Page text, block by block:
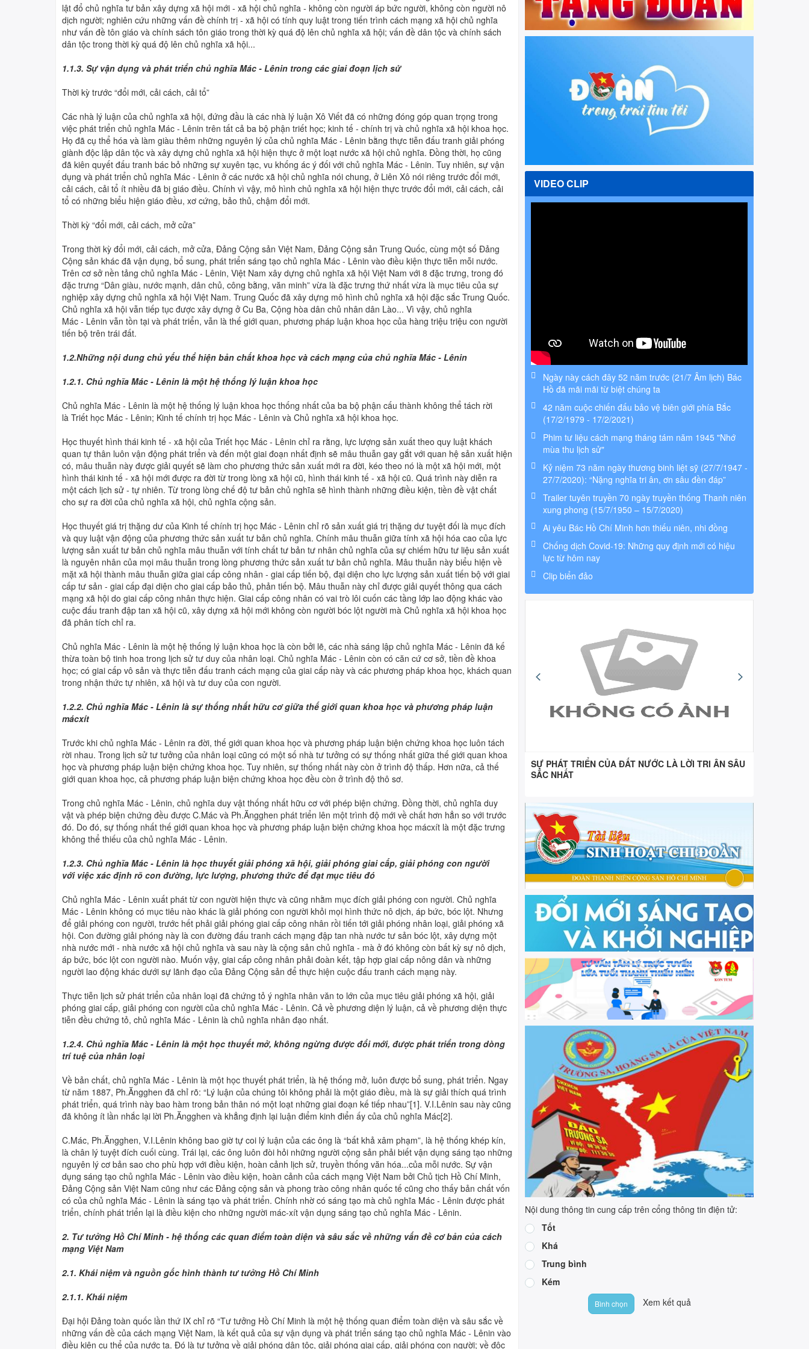
lật đổ chủ nghĩa tư bản xây dựng xã hội mới - xã hội chủ nghĩa - không còn người áp bức người, không còn người nô
dịch người; nghiên cứu những vấn đề chính trị - xã hội có tính quy luật trong tiến trình cách mạng xã hội chủ nghĩa
như vấn đề tôn giáo và chính sách tôn giáo trong thời kỳ quá độ lên chủ nghĩa xã hội; vấn đề dân tộc và chính sách
dân tộc trong thời kỳ quá độ lên chủ nghĩa xã hội...
1.1.3. Sự vận dụng và phát triển chủ nghĩa Mác - Lênin trong các giai đoạn lịch sử
Thời kỳ trước “đổi mới, cải cách, cải tổ”
Các nhà lý luận của chủ nghĩa xã hội, đứng đầu là các nhà lý luận Xô Viết đã có những đóng góp quan trọng trong
việc phát triển chủ nghĩa Mác - Lênin trên tất cả ba bộ phận triết học; kinh tế - chính trị và chủ nghĩa xã hội khoa học.
Họ đã cụ thể hóa và làm giàu thêm những nguyên lý của chủ nghĩa Mác - Lênin bằng thực tiễn đấu tranh giải phóng
giành độc lập dân tộc và xây dựng chủ nghĩa xã hội hiện thực ở một loạt nước xã hội chủ nghĩa. Đồng thời, họ cũng
đã kiên quyết đấu tranh bác bỏ những sự xuyên tạc, vu khống ác ý đối với chủ nghĩa Mác - Lênin. Tuy nhiên, sự vận
dụng và phát triển chủ nghĩa Mác - Lênin ở các nước xã hội chủ nghĩa nói chung, ở Liên Xô nói riêng trước đổi mới,
cải cách, cải tổ ít nhiều đã bị giáo điều. Chính vì vậy, mô hình chủ nghĩa xã hội hiện thực trước đổi mới, cải cách, cải
tổ có những biểu hiện giáo điều, xơ cứng, bảo thủ, chậm đổi mới.
Thời kỳ “đổi mới, cải cách, mở cửa”
Trong thời kỳ đổi mới, cải cách, mở cửa, Đảng Cộng sản Việt Nam, Đảng Cộng sản Trung Quốc, cùng một số Đảng
Cộng sản khác đã vận dụng, bổ sung, phát triển sáng tạo chủ nghĩa Mác - Lênin vào điều kiện thực tiễn mỗi nước.
Trên cơ sở nền tảng chủ nghĩa Mác - Lênin, Việt Nam xây dựng chủ nghĩa xã hội Việt Nam với 8 đặc trưng, trong đó
đặc trưng “Dân giàu, nước mạnh, dân chủ, công bằng, văn minh” vừa là đặc trưng thứ nhất vừa là mục tiêu của sự
nghiệp xây dựng chủ nghĩa xã hội Việt Nam. Trung Quốc đã xây dựng mô hình chủ nghĩa xã hội đặc sắc Trung Quốc.
Chủ nghĩa xã hội vẫn tiếp tục được xây dựng ở Cu Ba, Cộng hòa dân chủ nhân dân Lào... Vì vậy, chủ nghĩa
Mác - Lênin vẫn tồn tại và phát triển, vẫn là thế giới quan, phương pháp luận khoa học của hàng triệu triệu con người
tiến bộ trên trái đất.
1.2.Những nội dung chủ yếu thể hiện bản chất khoa học và cách mạng của chủ nghĩa Mác - Lênin
1.2.1. Chủ nghĩa Mác - Lênin là một hệ thống lý luận khoa học
Chủ nghĩa Mác - Lênin là một hệ thống lý luận khoa học thống nhất của ba bộ phận cấu thành không thể tách rời
là Triết học Mác - Lênin; Kinh tế chính trị học Mác - Lênin và Chủ nghĩa xã hội khoa học.
Học thuyết hình thái kinh tế - xã hội của Triết học Mác - Lênin chỉ ra rằng, lực lượng sản xuất theo quy luật khách
quan tự thân luôn vận động phát triển và đến một giai đoạn nhất định sẽ mâu thuẫn gay gắt với quan hệ sản xuất hiện
có, mâu thuẫn này được giải quyết sẽ làm cho phương thức sản xuất mới ra đời, kéo theo nó là một xã hội mới, một
hình thái kinh tế - xã hội mới được ra đời từ trong lòng xã hội cũ, hình thái kinh tế - xã hội cũ. Quá trình này diễn ra
một cách lịch sử - tự nhiên. Từ trong lòng chế độ tư bản chủ nghĩa sẽ hình thành những điều kiện, tiền đề vật chất
cho sự ra đời của chủ nghĩa xã hội, chủ nghĩa cộng sản.
Học thuyết giá trị thặng dư của Kinh tế chính trị học Mác - Lênin chỉ rõ sản xuất giá trị thặng dư tuyệt đối là mục đích
và quy luật vận động của phương thức sản xuất tư bản chủ nghĩa. Chính mâu thuẫn giữa tính xã hội hóa cao của lực
lượng sản xuất tư bản chủ nghĩa mâu thuẫn với tính chất tư bản tư nhân chủ nghĩa của sự chiếm hữu tư liệu sản xuất
là nguyên nhân của mọi mâu thuẫn trong lòng phương thức sản xuất tư bản chủ nghĩa. Mâu thuẫn này biểu hiện về
mặt xã hội thành mâu thuẫn giữa giai cấp công nhân - giai cấp tiến bộ, đại diện cho lực lượng sản xuất tiến bộ với giai
cấp tư sản - giai cấp đại diện cho giai cấp bảo thủ, phản tiến bộ. Mâu thuẫn này chỉ được giải quyết thông qua cách
mạng xã hội do giai cấp công nhân thực hiện. Giai cấp công nhân có vai trò lôi cuốn các tầng lớp lao động khác vào
cuộc đấu tranh đập tan xã hội cũ, xây dựng xã hội mới không còn người bóc lột người mà Chủ nghĩa xã hội khoa học
đã phân tích chỉ ra.
Chủ nghĩa Mác - Lênin là một hệ thống lý luận khoa học là còn bởi lẽ, các nhà sáng lập chủ nghĩa Mác - Lênin đã kế
thừa toàn bộ tinh hoa trong lịch sử tư duy của nhân loại. Chủ nghĩa Mác - Lênin còn có căn cứ cơ sở, tiền đề khoa
học; có giai cấp vô sản và thực tiễn đấu tranh cách mạng của giai cấp này và các phương pháp khoa học, khách quan
trong nhận thức tự nhiên, xã hội và tư duy của con người.
1.2.2. Chủ nghĩa Mác - Lênin là sự thống nhất hữu cơ giữa thế giới quan khoa học và phương pháp luận
mácxít
Trước khi chủ nghĩa Mác - Lênin ra đời, thế giới quan khoa học và phương pháp luận biện chứng khoa học luôn tách
rời nhau. Trong lịch sử tư tưởng của nhân loại cũng có một số nhà tư tưởng có sự thống nhất giữa thế giới quan khoa
học và phương pháp luận biện chứng khoa học. Tuy nhiên, sự thống nhất này còn ở trình độ thấp. Hơn nữa, cả thế
giới quan khoa học, cả phương pháp luận biện chứng khoa học đều còn ở trình độ thô sơ.
Trong chủ nghĩa Mác - Lênin, chủ nghĩa duy vật thống nhất hữu cơ với phép biện chứng. Đồng thời, chủ nghĩa duy
vật và phép biện chứng đều được C.Mác và Ph.Ăngghen phát triển lên một trình độ mới về chất hơn hẳn so với trước
đó. Do đó, sự thống nhất thế giới quan khoa học và phương pháp luận biện chứng khoa học mácxít là một đặc trưng
không thể thiếu của chủ nghĩa Mác - Lênin.
1.2.3. Chủ nghĩa Mác - Lênin là học thuyết giải phóng xã hội, giải phóng giai cấp, giải phóng con người
với việc xác định rõ con đường, lực lượng, phương thức để đạt mục tiêu đó
Chủ nghĩa Mác - Lênin xuất phát từ con người hiện thực và cũng nhằm mục đích giải phóng con người. Chủ nghĩa
Mác - Lênin không có mục tiêu nào khác là giải phóng con người khỏi mọi hình thức nô dịch, áp bức, bóc lột. Nhưng
để giải phóng con người, trước hết phải giải phóng giai cấp công nhân rồi tiến tới giải phóng nhân loại, giải phóng xã
hội. Con đường giải phóng này là con đường đấu tranh cách mạng đập tan nhà nước tư sản bóc lột, xây dựng một
nhà nước mới - nhà nước xã hội chủ nghĩa và sau này là cộng sản chủ nghĩa - mà ở đó không còn bất kỳ sự nô dịch,
áp bức, bóc lột con người nào. Muốn vậy, giai cấp công nhân phải đoàn kết, tập hợp giai cấp nông dân và những
người lao động khác dưới sự lãnh đạo của Đảng Cộng sản để thực hiện cuộc đấu tranh cách mạng này.
Thực tiễn lịch sử phát triển của nhân loại đã chứng tỏ ý nghĩa nhân văn to lớn của mục tiêu giải phóng xã hội, giải
phóng giai cấp, giải phóng con người của chủ nghĩa Mác - Lênin. Cả về phương diện lý luận, cả về phương diện thực
tiễn đều chứng tỏ, chủ nghĩa Mác - Lênin là chủ nghĩa nhân đạo nhất.
1.2.4. Chủ nghĩa Mác - Lênin là một học thuyết mở, không ngừng được đổi mới, được phát triển trong dòng
trí tuệ của nhân loại
Về bản chất, chủ nghĩa Mác - Lênin là một học thuyết phát triển, là hệ thống mở, luôn được bổ sung, phát triển. Ngay
từ năm 1887, Ph.Ăngghen đã chỉ rõ: “Lý luận của chúng tôi không phải là một giáo điều, mà là sự giải thích quá trình
phát triển, quá trình này bao hàm trong bản thân nó một loạt những giai đoạn kế tiếp nhau”[1]. V.I.Lênin sau này cũng
đã không ít lần nhắc lại lời Ph.Ăngghen và khẳng định lại luận điểm kinh điển ấy của chủ nghĩa Mác[2].
C.Mác, Ph.Ăngghen, V.I.Lênin không bao giờ tự coi lý luận của các ông là “bất khả xâm phạm”, là hệ thống khép kín,
là chân lý tuyệt đích cuối cùng. Trái lại, các ông luôn đòi hỏi những người cộng sản phải biết vận dụng sáng tạo những
nguyên lý cơ bản sao cho phù hợp với điều kiện, hoàn cảnh lịch sử, truyền thống văn hóa...của mỗi nước. Sự vận
dụng sáng tạo chủ nghĩa Mác - Lênin vào điều kiện, hoàn cảnh của cách mạng Việt Nam bởi Chủ tịch Hồ Chí Minh,
Đảng Cộng sản Việt Nam cũng như các Đảng cộng sản và phong trào công nhân quốc tế cũng cho thấy bản chất vốn
có của chủ nghĩa Mác - Lênin là sáng tạo và phát triển. Chính nhờ có sáng tạo mà chủ nghĩa Mác - Lênin được phát
triển, chính phát triển lại là điều kiện cho những người mác-xít vận dụng sáng tạo chủ nghĩa Mác - Lênin.
2. Tư tưởng Hồ Chí Minh - hệ thống các quan điểm toàn diện và sâu sắc về những vấn đề cơ bản của cách
mạng Việt Nam
2.1. Khái niệm và nguồn gốc hình thành tư tưởng Hồ Chí Minh
2.1.1. Khái niệm
Đại hội Đảng toàn quốc lần thứ IX chỉ rõ “Tư tưởng Hồ Chí Minh là một hệ thống quan điểm toàn diện và sâu sắc về
những vấn đề của cách mạng Việt Nam, là kết quả của sự vận dụng và phát triển sáng tạo chủ nghĩa Mác - Lênin vào
điều kiện cụ thể của nước ta. Đó là tư tưởng về giải phóng dân tộc, giải phóng giai cấp, giải phóng con người; về độc
VIDEO CLIP
Ngày này cách đây 52 năm trước (21/7 Âm lịch) Bác
Hồ đã mãi mãi từ biệt chúng ta
42 năm cuộc chiến đấu bảo vệ biên giới phía Bắc
(17/2/1979 - 17/2/2021)
Phim tư liệu cách mạng tháng tám năm 1945 "Nhớ
mùa thu lịch sử"
Kỷ niệm 73 năm ngày thương binh liệt sỹ (27/7/1947 -
27/7/2020): “Nặng nghĩa tri ân, ơn sâu đền đáp”
Trailer tuyên truyền 70 ngày truyền thống Thanh niên
xung phong (15/7/1950 – 15/7/2020)
Ai yêu Bác Hồ Chí Minh hơn thiếu niên, nhi đồng
Chống dịch Covid-19: Những quy định mới có hiệu
lực từ hôm nay
Clip biển đảo
Một Tết Trung thu "không rước đèn, không múa
lân... nhưng đầy ý nghĩa và thiết thực"
ĐOÀN XÃ MƯỜNG KIM THỰC HIỆN PHONG TRÀO
BÌNH DÂN HỌC VỤ SỐ
SỰ PHÁT TRIỂN CỦA ĐẤT NƯỚC LÀ LỜI TRI ÂN SÂU
SẮC NHẤT
Nội dung thông tin cung cấp trên cổng thông tin điện tử:
Tốt
Khá
Trung bình
Kém
Bình chọn Xem kết quả